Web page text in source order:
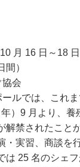
月 16 日～18
間）
会
ルでは、これ
）9 月より、養
解禁されたこと
・実習、商談を
は 25 名のシェ